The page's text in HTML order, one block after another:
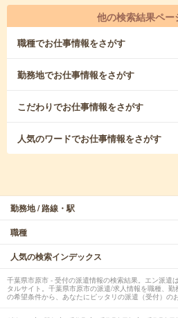
他の検索結果ペー
職種でお仕事情報をさがす
勤務地でお仕事情報をさがす
こだわりでお仕事情報をさがす
人気のワードでお仕事情報をさがす
勤務地 / 路線・駅
職種
人気の検索インデックス
千葉県市原市 - 受付の派遣情報の検索結果。エン派遣
タルサイト。千葉県市原市の派遣/求人情報を職種、
の希望条件から、あなたにピッタリの派遣（受付）の